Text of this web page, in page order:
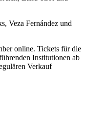
Veza Fernández und
online. Tickets für die
Institutionen ab
Verkauf